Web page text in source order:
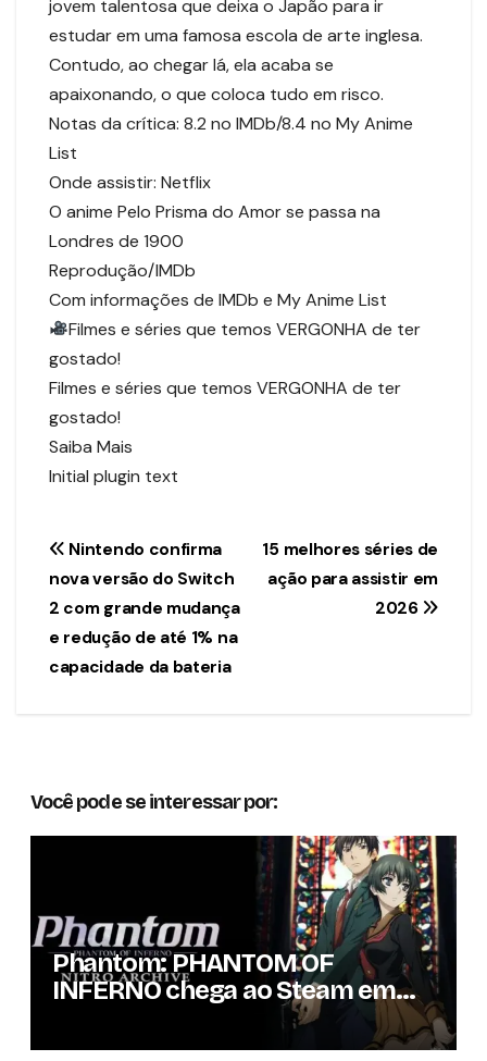
jovem talentosa que deixa o Japão para ir
estudar em uma famosa escola de arte inglesa.
Contudo, ao chegar lá, ela acaba se
apaixonando, o que coloca tudo em risco.
Notas da crítica: 8.2 no IMDb/8.4 no My Anime
List
Onde assistir: Netflix
O anime Pelo Prisma do Amor se passa na
Londres de 1900
Reprodução/IMDb
Com informações de IMDb e My Anime List
Filmes e séries que temos VERGONHA de ter
gostado!
Filmes e séries que temos VERGONHA de ter
gostado!
Saiba Mais
Initial plugin text
Navegação
de
Post
15 melhores séries de
ação para assistir em
2026
Nintendo confirma
nova versão do Switch
2 com grande mudança
e redução de até 1% na
capacidade da bateria
Você pode se interessar por:
Phantom: PHANTOM OF
INFERNO chega ao Steam em
setembro com conteúdo da
versão lançada em 2013